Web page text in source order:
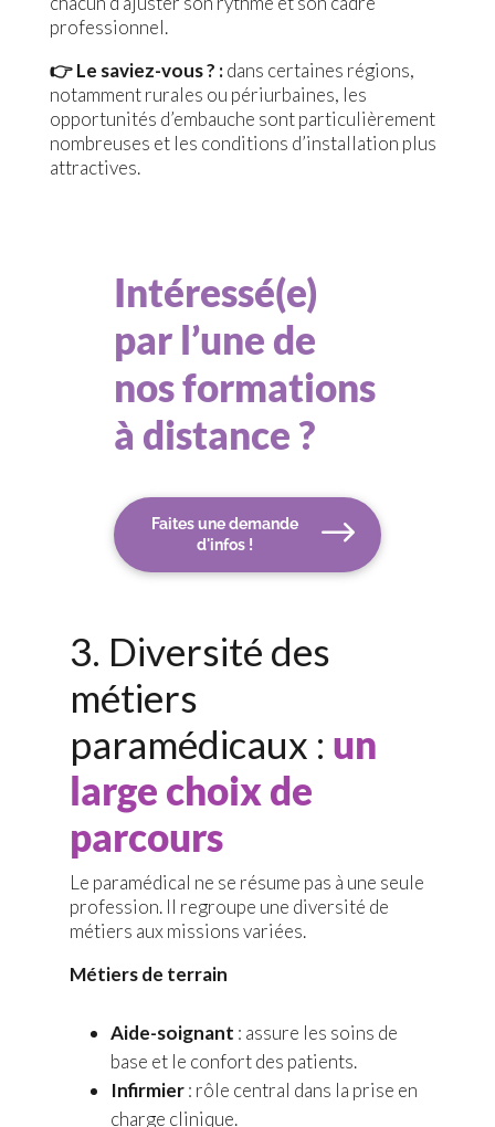
professionnel.
👉 Le saviez-vous ? :dans certaines régions,
notamment rurales ou périurbaines, les
opportunités d’embauche sont particulièrement
nombreuses et les conditions d’installation plus
attractives.
Intéressé(e)
par l’une de
nos formations
à distance ?
Faites une demande
d'infos !
3. Diversité des
métiers
paramédicaux : un
large choix de
parcours
Le paramédical ne se résume pas à une seule
profession. Il regroupe une diversité de
métiers aux missions variées.
Métiers de terrain
Aide-soignant : assure les soins de
base et le confort des patients.
Infirmier: rôle central dans la prise en
charge clinique.